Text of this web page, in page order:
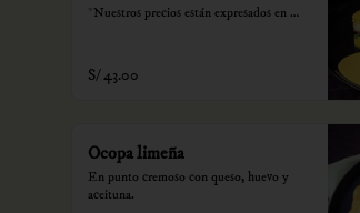
*Nuestros precios están expresados en
S/ 43.00
Ocopa limeña
En punto cremoso con queso, huevo y
aceituna.